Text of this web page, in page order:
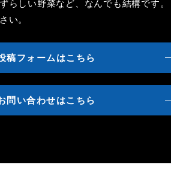
らしい野菜など、なんでも結構です。
い。
稿フォームはこちら
問い合わせはこちら